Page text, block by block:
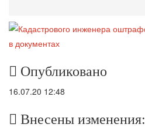
Опубликовано
16.07.20 12:48
Внесены изменения: